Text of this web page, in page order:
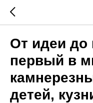
От идеи до
первый в
детей,